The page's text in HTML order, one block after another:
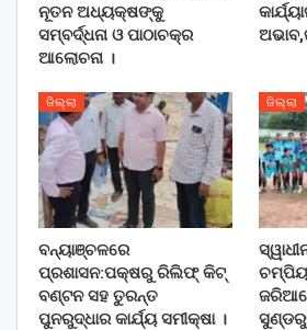
ନୂତନ ଅଧ୍ୟକ୍ଷଙ୍କୁ
ସମ୍ବର୍ଦ୍ଧନା ଓ ପାଠାଚକ୍ର
ଆଲୋଚନା ।
ଜିଲ୍ଲା
ବନ୍ୟାଞ୍ଚଳରେ
ପ୍ରଶାସନ:ପକ୍ଷରୁ ରିଲିଫ୍ କିଟ୍
ବଣ୍ଟନ ସହ ତୁରନ୍ତ
ପୁନରୁଦ୍ଧାର କାର୍ଯ୍ୟ ସମୀକ୍ଷା ।
ଜିଲ୍ଲା